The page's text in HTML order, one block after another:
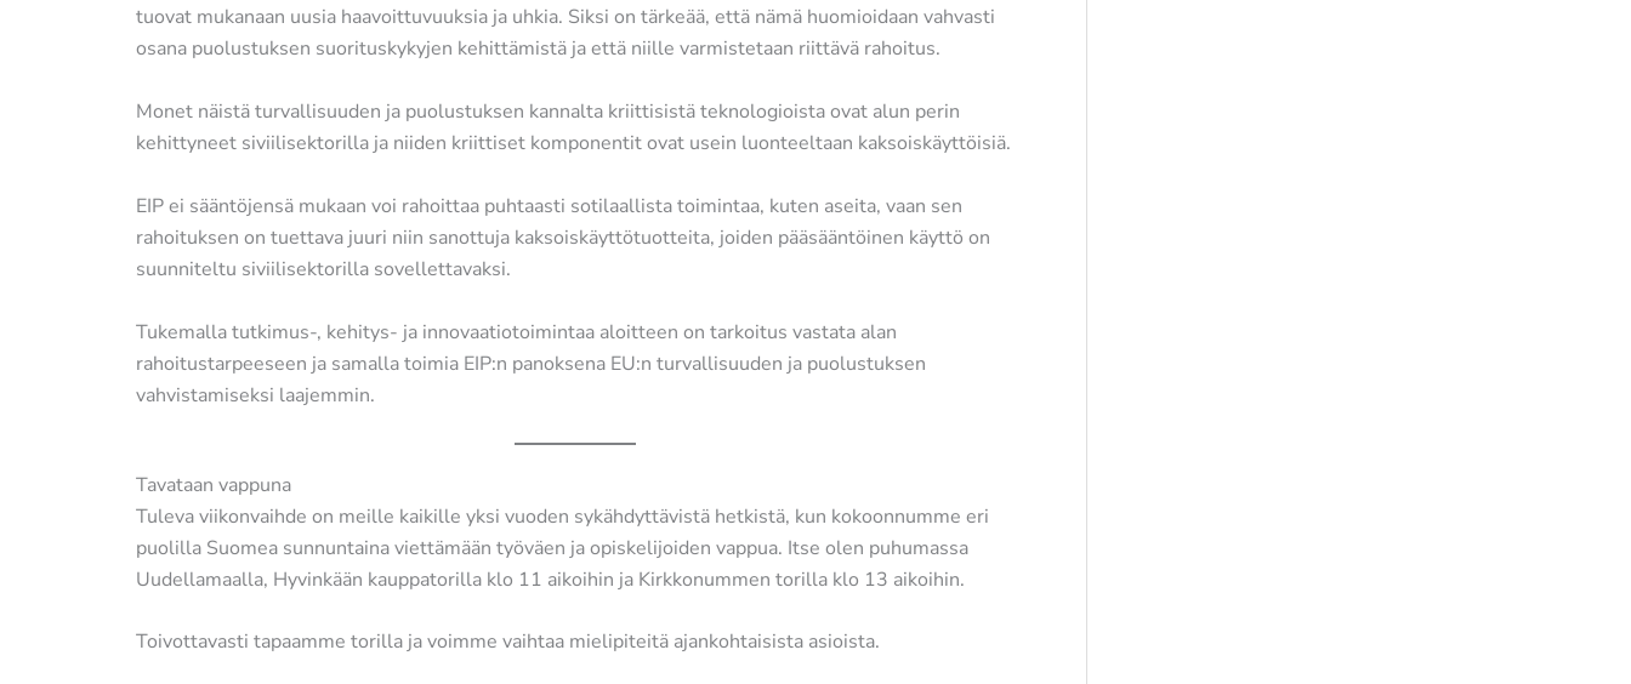
tuovat mukanaan uusia haavoittuvuuksia ja uhkia. Siksi on tärkeää, että nämä huomioidaan vahvasti
osana puolustuksen suorituskykyjen kehittämistä ja että niille varmistetaan riittävä rahoitus.
Monet näistä turvallisuuden ja puolustuksen kannalta kriittisistä teknologioista ovat alun perin
kehittyneet siviilisektorilla ja niiden kriittiset komponentit ovat usein luonteeltaan kaksoiskäyttöisiä.
EIP ei sääntöjensä mukaan voi rahoittaa puhtaasti sotilaallista toimintaa, kuten aseita, vaan sen
rahoituksen on tuettava juuri niin sanottuja kaksoiskäyttötuotteita, joiden pääsääntöinen käyttö on
suunniteltu siviilisektorilla sovellettavaksi.
Tukemalla tutkimus-, kehitys- ja innovaatiotoimintaa aloitteen on tarkoitus vastata alan
rahoitustarpeeseen ja samalla toimia EIP:n panoksena EU:n turvallisuuden ja puolustuksen
vahvistamiseksi laajemmin.
Tavataan vappuna
Tuleva viikonvaihde on meille kaikille yksi vuoden sykähdyttävistä hetkistä, kun kokoonnumme eri
puolilla Suomea sunnuntaina viettämään työväen ja opiskelijoiden vappua. Itse olen puhumassa
Uudellamaalla, Hyvinkään kauppatorilla klo 11 aikoihin ja Kirkkonummen torilla klo 13 aikoihin.
Toivottavasti tapaamme torilla ja voimme vaihtaa mielipiteitä ajankohtaisista asioista.